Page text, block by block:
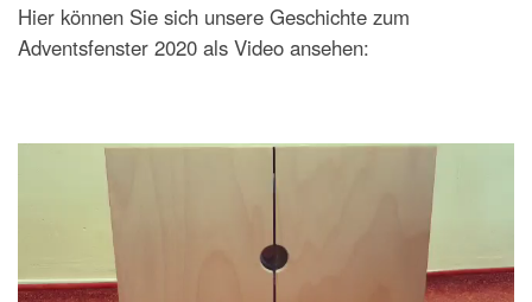
Hier können Sie sich unsere Geschichte zum
Adventsfenster 2020 als Video ansehen: